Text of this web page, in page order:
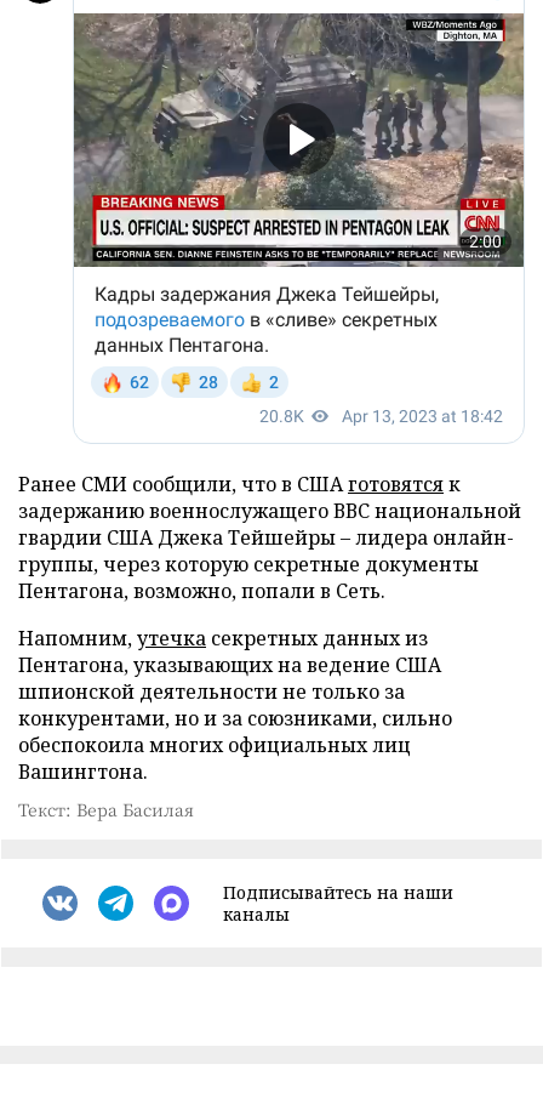
Ранее СМИ сообщили, что в СШАготовятсяк
задержанию военнослужащего ВВС национальной
гвардии США Джека Тейшейры – лидера онлайн-
группы, через которую секретные документы
Пентагона, возможно, попали в Сеть.
Напомним,утечка секретных данных из
Пентагона, указывающих на ведение США
шпионской деятельности не только за
конкурентами, но и за союзниками, сильно
обеспокоила многих официальных лиц
Вашингтона.
Текст: Вера Басилая
Подписывайтесь на наши
каналы